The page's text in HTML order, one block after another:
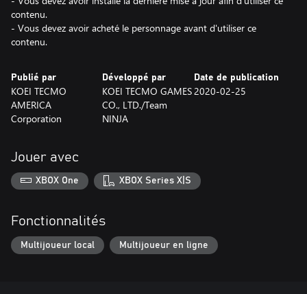
contenu.
- Vous devez avoir acheté le personnage avant d'utiliser ce
contenu.
Publié par
KOEI TECMO
AMERICA
Corporation
Développé par
KOEI TECMO GAMES
CO., LTD./Team
NINJA
Date de publication
2020-02-25
Jouer avec
XBOX One XBOX Series X|S
Fonctionnalités
Multijoueur local Multijoueur en ligne